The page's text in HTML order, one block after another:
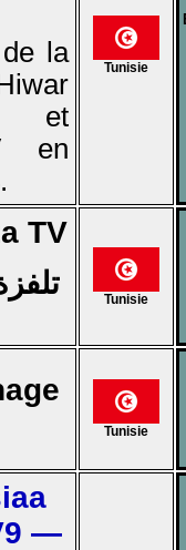
la
et
en
Tunisie
TV
Tunisie
Tunisie
—